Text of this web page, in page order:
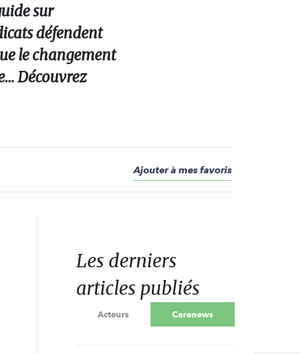
sur
défendent
le changement
Découvrez
Ajouter à mes favoris
Les derniers
articles publiés
Acteurs Carenews